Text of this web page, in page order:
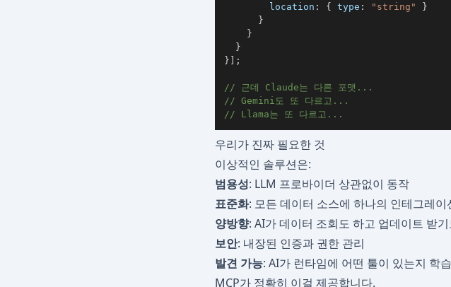
        location
: { type : "string"
}
}
}
}
} ] ;
// 근데 Claude는 다른 포맷...
// Gemini도 또 다르고...
// Llama는 또 다르고...
우리가 진짜 필요한 것
이상적인 솔루션은:
범용성: LLM 프로바이더 상관없이 동작
표준화: 모든 데이터 소스에 하나의 인테그레이
양방향: AI가 데이터 조회도 하고 업데이트 받
보안: 내장된 인증과 권한 관리
발견 가능: AI가 런타임에 어떤 툴이 있는지 학습
MCP가 정확히 이걸 제공합니다.